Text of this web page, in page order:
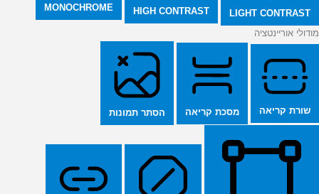
LIGHT CONTRAST
HIGH CONTRAST
MONOCHROME
מודולי אוריינטציה
שורת קריאה מסכת קריאה הסתר תמונות